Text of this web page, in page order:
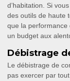
d’habitation. Si
des outils de haute
que la performance
un budget aux
Débistrage
Le débistrage de
pas exercer par